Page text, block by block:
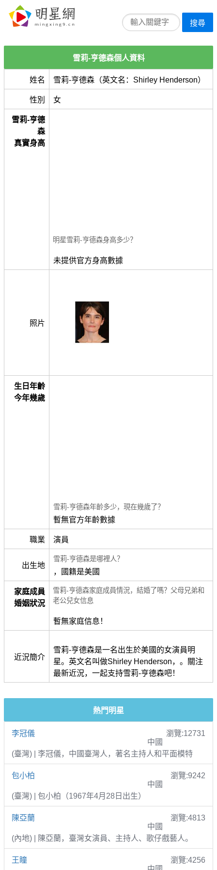
搜尋
雪莉-亨德森個人資料
姓名 雪莉-亨德森（英文名：Shirley Henderson）
性別 女
雪莉-亨德
森
真實身高
明星雪莉-亨德森身高多少？
未提供官方身高數據
照片
生日年齡
今年幾歲
雪莉-亨德森年齡多少，現在幾歲了？
暫無官方年齡數據
職業 演員
出生地
雪莉-亨德森是哪裡人？
，國籍是美國
家庭成員
婚姻狀況
雪莉-亨德森家庭成員情況，結婚了嗎？父母兄弟和
老公兒女信息
暫無家庭信息！
近況簡介
雪莉-亨德森是一名出生於美國的女演員明
星。英文名叫做Shirley Henderson，。關注
最新近況，一起支持雪莉-亨德森吧！
熱門明星
李冠儀
瀏覽:12731
中國
(臺灣) | 李冠儀，中國臺灣人，著名主持人和平面模特
包小柏
瀏覽:9242
中國
(臺灣) | 包小柏（1967年4月28日出生）
陳亞蘭
瀏覽:4813
中國
(內地) | 陳亞蘭，臺灣女演員、主持人、歌仔戲藝人。
王瞳
瀏覽:4256